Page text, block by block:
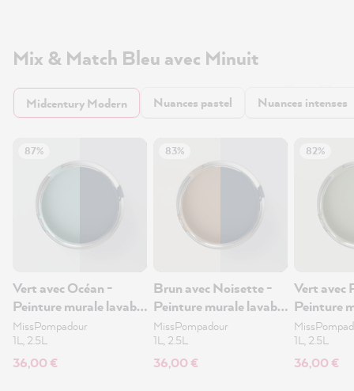
Mix & Match Bleu avec Minuit
Midcentury Modern Nuances pastel Nuances intenses
87%
Vert avec Océan -
Peinture murale lavable
1L
MissPompadour
1L, 2.5L
36,00 €
83%
Brun avec Noisette -
Peinture murale lavable
1L
MissPompadour
1L, 2.5L
36,00 €
82%
Vert avec
Peinture
1L
1L, 2.5L
36,00 €